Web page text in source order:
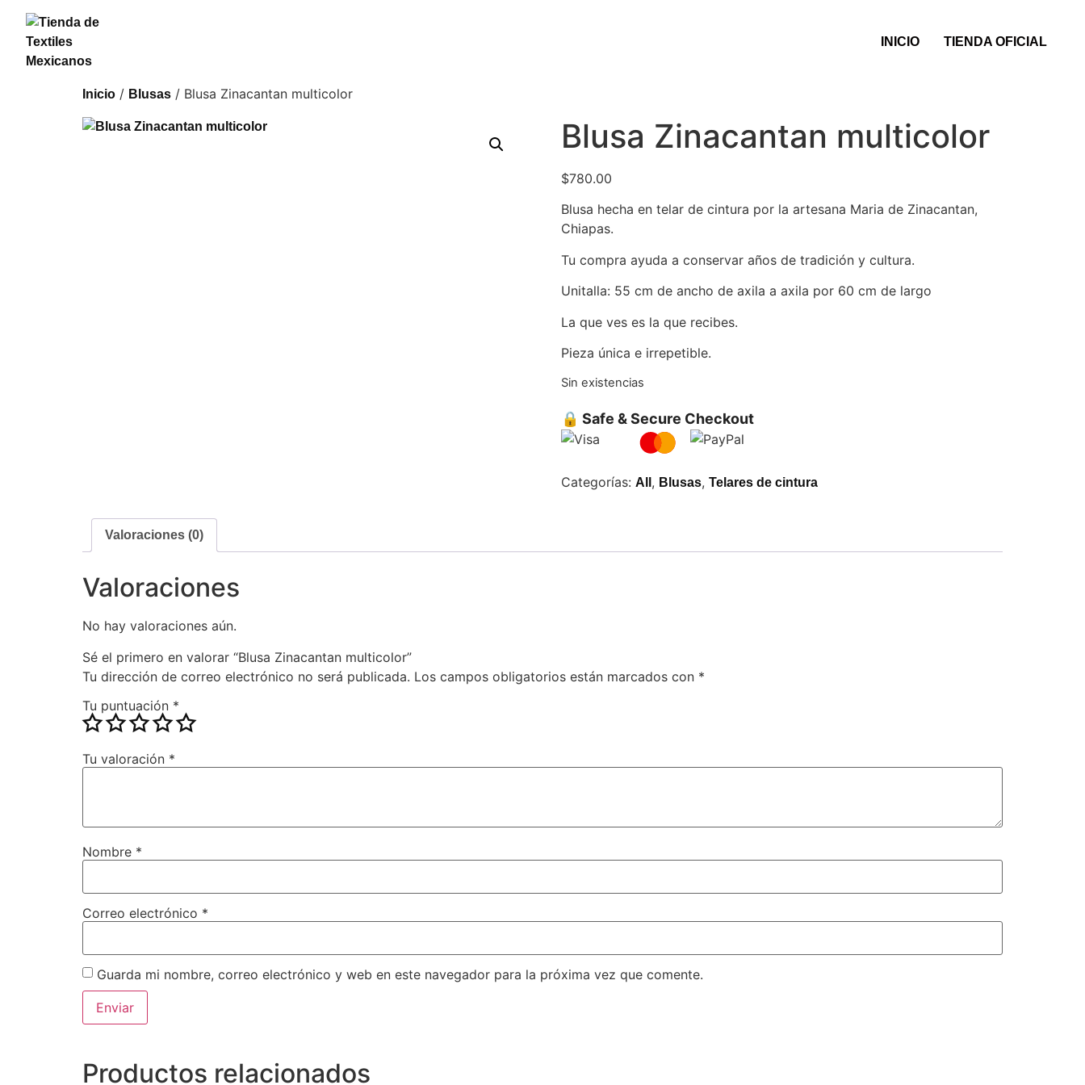
INICIO TIENDA OFICIAL
Inicio / Blusas / Blusa Zinacantan multicolor
Blusa Zinacantan multicolor
$780.00
Blusa hecha en telar de cintura por la artesana Maria de Zinacantan,
Chiapas.
Tu compra ayuda a conservar años de tradición y cultura.
Unitalla: 55 cm de ancho de axila a axila por 60 cm de largo
La que ves es la que recibes.
Pieza única e irrepetible.
Sin existencias
🔒 Safe & Secure Checkout
Categorías: All , Blusas, Telares de cintura
Valoraciones (0)
Valoraciones
No hay valoraciones aún.
Sé el primero en valorar “Blusa Zinacantan multicolor”
Tu dirección de correo electrónico no será publicada. Los campos obligatorios están marcados con *
Tu puntuación *
Tu valoración *
Nombre *
Correo electrónico *
Guarda mi nombre, correo electrónico y web en este navegador para la próxima vez que comente.
Productos relacionados